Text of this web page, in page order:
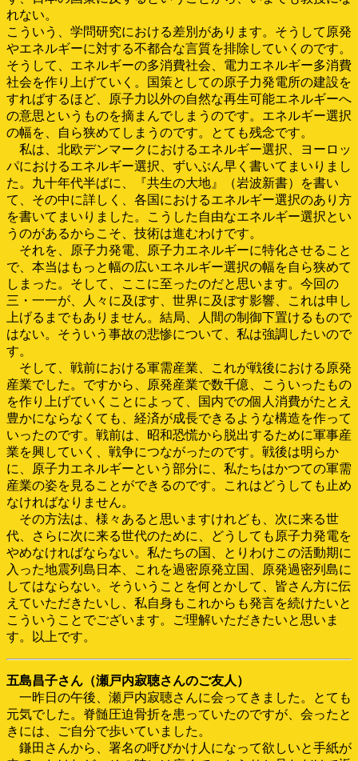
れない。
こういう、学問研究における差別があります。そうして原発
やエネルギーに対する不都合な言質を排除していくのです。
そうして、エネルギーの多消費社会、電力エネルギー多消費
社会を作り上げていく。国策としての原子力発電所の建設を
すればするほど、原子力以外の自然な再生可能エネルギーへ
の意思というものを摘まんでしまうのです。エネルギー選択
の幅を、自ら狭めてしまうのです。とても残念です。
私は、北欧デンマークにおけるエネルギー選択、ヨーロッ
パにおけるエネルギー選択、ずいぶん早く書いてまいりまし
た。九十年代半ばに、『共生の大地』（岩波新書）を書い
て、その中に詳しく、各国におけるエネルギー選択のあり方
を書いてまいりました。こうした自由なエネルギー選択とい
うのがあるからこそ、技術は進むわけです。
それを、原子力発電、原子力エネルギーに特化させること
で、本当はもっと幅の広いエネルギー選択の幅を自ら狭めて
しまった。そして、ここに至ったのだと思います。今回の
三・一一が、人々に及ぼす、世界に及ぼす影響、これは申し
上げるまでもありません。結局、人間の制御下置けるもので
はない。そういう事故の悲惨について、私は強調したいので
す。
そして、戦前における軍需産業、これが戦後における原発
産業でした。ですから、原発産業で数千億、こういったもの
を作り上げていくことによって、国内での個人消費がたとえ
豊かにならなくても、経済が成長できるような構造を作って
いったのです。戦前は、昭和恐慌から脱出するために軍事産
業を興していく、戦争につながったのです。戦後は明らか
に、原子力エネルギーという部分に、私たちはかつての軍需
産業の姿を見ることができるのです。これはどうしても止め
なければなりません。
その方法は、様々あると思いますけれども、次に来る世
代、さらに次に来る世代のために、どうしても原子力発電を
やめなければならない。私たちの国、とりわけこの活動期に
入った地震列島日本、これを過密原発立国、原発過密列島に
してはならない。そういうことを何とかして、皆さん方に伝
えていただきたいし、私自身もこれからも発言を続けたいと
こういうことでございます。ご理解いただきたいと思いま
す。以上です。
五島昌子さん（瀬戸内寂聴さんのご友人）
一昨日の午後、瀬戸内寂聴さんに会ってきました。とても
元気でした。脊髄圧迫骨折を患っていたのですが、会ったと
きには、ご自分で歩いていました。
鎌田さんから、署名の呼びかけ人になって欲しいと手紙が